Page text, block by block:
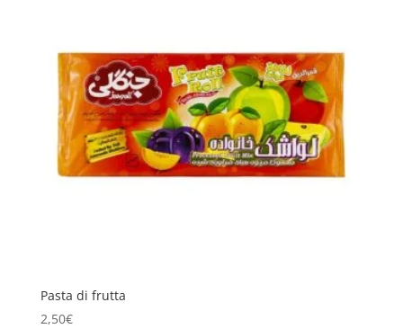
Pasta di frutta
2,50€